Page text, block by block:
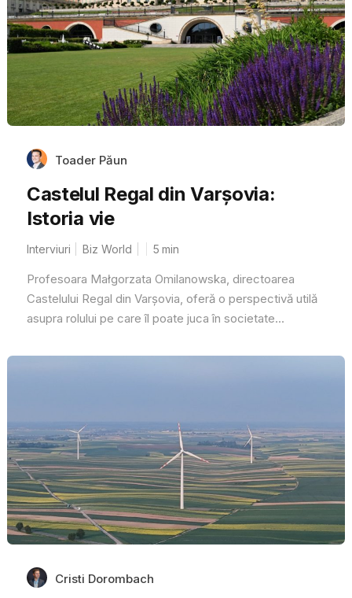
Toader Păun
Castelul Regal din Varșovia:
Istoria vie
Interviuri Biz World 5 min
Profesoara Małgorzata Omilanowska, directoarea
Castelului Regal din Varșovia, oferă o perspectivă utilă
asupra rolului pe care îl poate juca în societate...
Cristi Dorombach